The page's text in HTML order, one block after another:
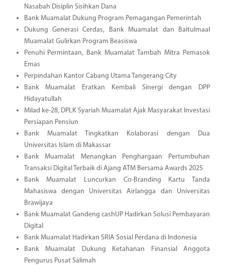
Nasabah Disiplin Sisihkan Dana
Bank Muamalat Dukung Program Pemagangan Pemerintah
Dukung Generasi Cerdas, Bank Muamalat dan Baitulmaal
Muamalat Gulirkan Program Beasiswa
Penuhi Permintaan, Bank Muamalat Tambah Mitra Pemasok
Emas
Perpindahan Kantor Cabang Utama Tangerang City
Bank Muamalat Eratkan Kembali Sinergi dengan DPP
Hidayatullah
Milad ke-28, DPLK Syariah Muamalat Ajak Masyarakat Investasi
Persiapan Pensiun
Bank Muamalat Tingkatkan Kolaborasi dengan Dua
Universitas Islam di Makassar
Bank Muamalat Menangkan Penghargaan Pertumbuhan
Transaksi Digital Terbaik di Ajang ATM Bersama Awards 2025
Bank Muamalat Luncurkan Co-Branding Kartu Tanda
Mahasiswa dengan Universitas Airlangga dan Universitas
Brawijaya
Bank Muamalat Gandeng cashUP Hadirkan Solusi Pembayaran
Digital
Bank Muamalat Hadirkan SRIA Sosial Perdana di Indonesia
Bank Muamalat Dukung Ketahanan Finansial Anggota
Pengurus Pusat Salimah